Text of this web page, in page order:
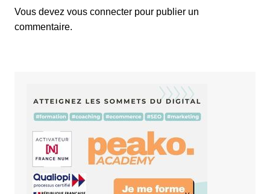
Vous devez vous connecterpour publier un
commentaire.